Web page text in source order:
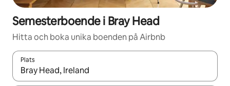
Semesterboende i Bray Head
Hitta och boka unika boenden på Airbnb
Plats
När resultaten är tillgängliga kan du navigera med upp- och